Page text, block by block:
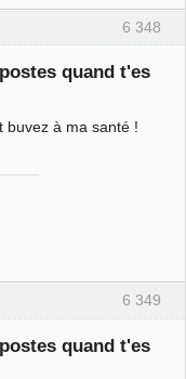
6 348
quand t'es
buvez à ma santé !
6 349
quand t'es